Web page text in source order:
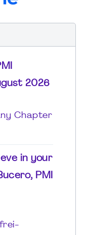
2026
Chapter
in your
PMI